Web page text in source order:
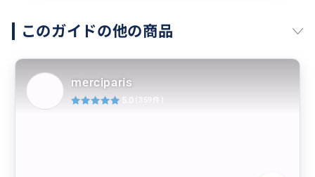
このガイドの他の商品
merciparis
5.0 (359件)